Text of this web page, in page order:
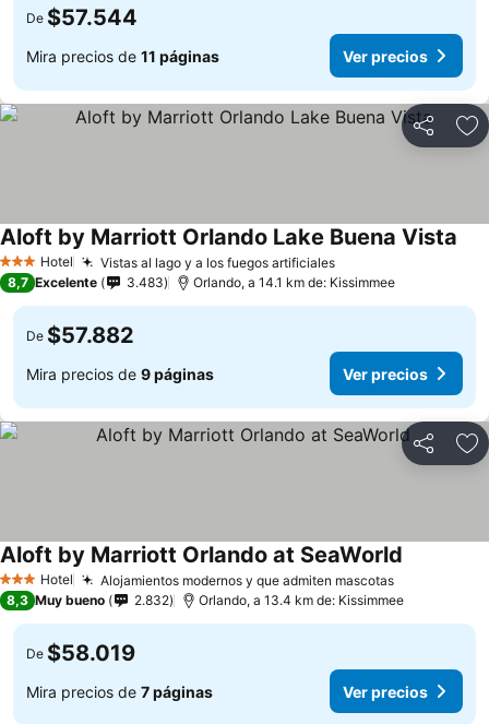
De $57.544
Mira precios de 11 páginas Ver precios
Compartir
3 Estrellas
Hotel Vistas al lago y a los fuegos artificialesVer precios
Aloft by Marriott Orlando Lake Buena Vista
8,7 Excelente 3.483 Orlando, a 14.1 km de: Kissimmee
De $57.882
Mira precios de 9 páginas Ver precios
Compartir
3 Estrellas
Hotel Alojamientos modernos y que admiten mascotasVer precios
Aloft by Marriott Orlando at SeaWorld
8,3 Muy bueno 2.832 Orlando, a 13.4 km de: Kissimmee
De $58.019
Mira precios de 7 páginas Ver precios